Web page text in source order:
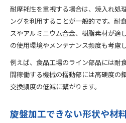
耐摩耗性を重視する場合は、焼入れ処
ングを利用することが一般的です。耐
スやアルミニウム合金、樹脂素材が適
の使用環境やメンテナンス頻度も考慮
例えば、食品工場のライン部品には耐
間稼働する機械の摺動部には高硬度の
交換頻度の低減に繋がります。
旋盤加工できない形状や材